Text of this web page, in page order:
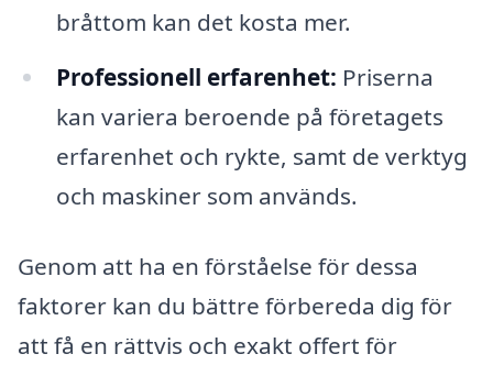
bråttom kan det kosta mer.
Professionell erfarenhet: Priserna
kan variera beroende på företagets
erfarenhet och rykte, samt de verktyg
och maskiner som används.
Genom att ha en förståelse för dessa
faktorer kan du bättre förbereda dig för
att få en rättvis och exakt offert för